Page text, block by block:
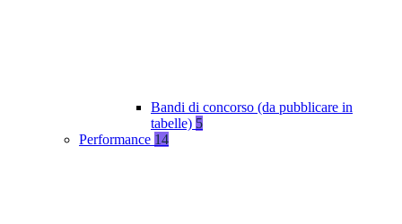
Bandi di concorso (da pubblicare in
tabelle) 5
Performance 14